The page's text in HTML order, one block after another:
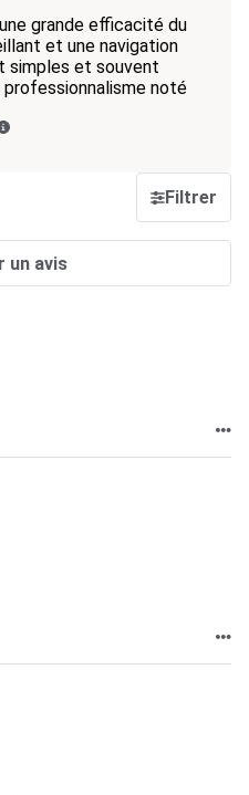
grande efficacité du
et une navigation
simples et souvent
professionnalisme noté
Filtrer
un avis